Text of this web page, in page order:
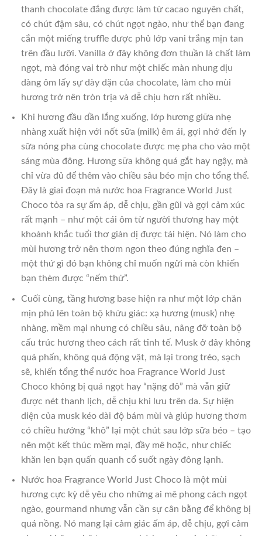
thanh chocolate đắng được làm từ cacao nguyên chất,
có chút đậm sâu, có chút ngọt ngào, như thể bạn đang
cắn một miếng truffle được phủ lớp vani trắng mịn tan
trên đầu lưỡi. Vanilla ở đây không đơn thuần là chất làm
ngọt, mà đóng vai trò như một chiếc màn nhung dịu
dàng ôm lấy sự dày dặn của chocolate, làm cho mùi
hương trở nên tròn trịa và dễ chịu hơn rất nhiều.
Khi hương đầu dần lắng xuống, lớp hương giữa nhẹ
nhàng xuất hiện với nốt sữa (milk) êm ái, gợi nhớ đến ly
sữa nóng pha cùng chocolate được mẹ pha cho vào một
sáng mùa đông. Hương sữa không quá gắt hay ngậy, mà
chỉ vừa đủ để thêm vào chiều sâu béo mịn cho tổng thể.
Đây là giai đoạn mà nước hoa Fragrance World Just
Choco tỏa ra sự ấm áp, dễ chịu, gần gũi và gợi cảm xúc
rất mạnh – như một cái ôm từ người thương hay một
khoảnh khắc tuổi thơ giản dị được tái hiện. Nó làm cho
mùi hương trở nên thơm ngon theo đúng nghĩa đen –
một thứ gì đó bạn không chỉ muốn ngửi mà còn khiến
bạn thèm được “nếm thử”.
Cuối cùng, tầng hương base hiện ra như một lớp chăn
mịn phủ lên toàn bộ khứu giác: xạ hương (musk) nhẹ
nhàng, mềm mại nhưng có chiều sâu, nâng đỡ toàn bộ
cấu trúc hương theo cách rất tinh tế. Musk ở đây không
quá phấn, không quá động vật, mà lại trong trẻo, sạch
sẽ, khiến tổng thể nước hoa Fragrance World Just
Choco không bị quá ngọt hay “nặng đô” mà vẫn giữ
được nét thanh lịch, dễ chịu khi lưu trên da. Sự hiện
diện của musk kéo dài độ bám mùi và giúp hương thơm
có chiều hướng “khô” lại một chút sau lớp sữa béo – tạo
nên một kết thúc mềm mại, đầy mê hoặc, như chiếc
khăn len bạn quấn quanh cổ suốt ngày đông lạnh.
Nước hoa Fragrance World Just Choco là một mùi
hương cực kỳ dễ yêu cho những ai mê phong cách ngọt
ngào, gourmand nhưng vẫn cần sự cân bằng để không bị
quá nồng. Nó mang lại cảm giác ấm áp, dễ chịu, gợi cảm